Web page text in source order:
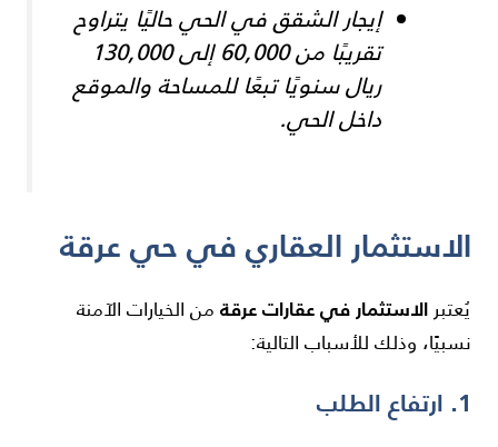
إيجار الشقق في الحي حاليًا يتراوح
تقريبًا من 60,000 إلى 130,000
ريال سنويًا تبعًا للمساحة والموقع
داخل الحي.
الاستثمار العقاري في حي عرقة
يُعتبر الاستثمار في عقارات عرقة من الخيارات الآمنة
نسبيًا، وذلك للأسباب التالية:
1. ارتفاع الطلب